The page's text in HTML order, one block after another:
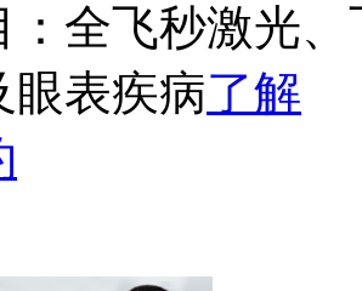
全飞秒激光
眼表疾病了解